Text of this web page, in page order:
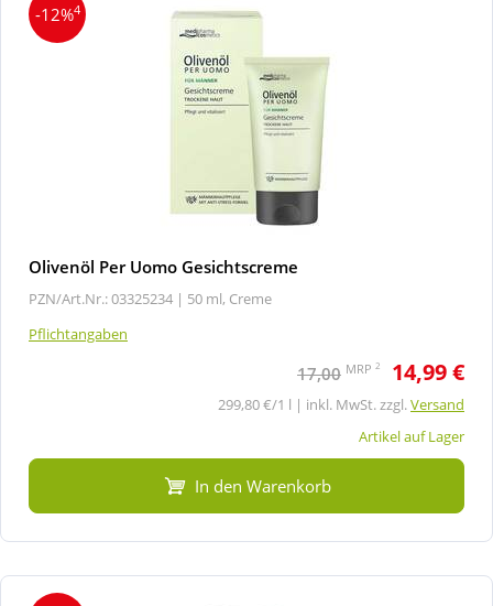
-12%4
Olivenöl Per Uomo Gesichtscreme
PZN/Art.Nr.: 03325234 | 50 ml, Creme
Pflichtangaben
17,00 MRP 2 14,99 €
299,80 €/1 l | inkl. MwSt. zzgl.Versand
Artikel auf Lager
In den Warenkorb